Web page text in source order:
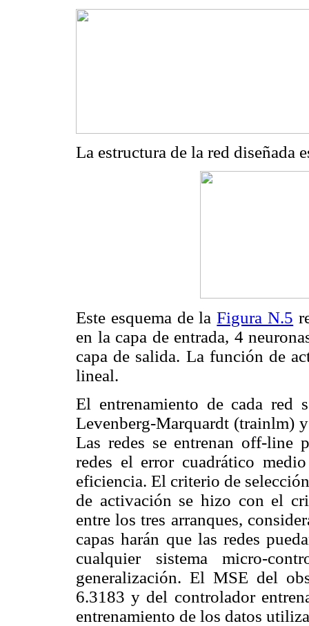
La estructura de la red diseñada
Este esquema de laFigura N.5
en la capa de entrada, 4
capa de salida. La función de
lineal.
El entrenamiento de cada red
Levenberg-Marquardt (trainlm)
Las redes se entrenan off-line
redes el error cuadrático
eficiencia. El criterio de
de activación se hizo con el
entre los tres arranques,
capas harán que las redes
cualquier sistema micro-
generalización. El MSE del
6.3183 y del controlador
entrenamiento de los datos